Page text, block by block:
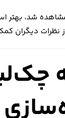
مشاهده شد، بهتر
نظرات دیگران